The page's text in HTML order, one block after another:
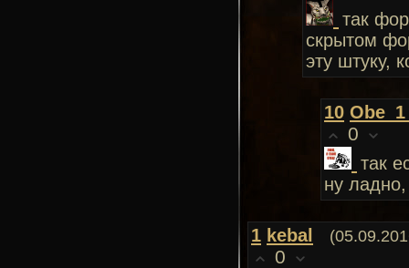
так
скрытом
эту штуку,
10
0
так
ну
1 kebal
0